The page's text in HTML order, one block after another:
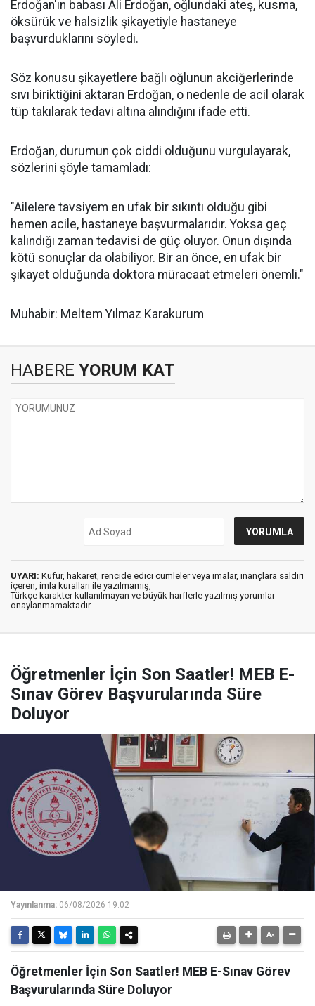
Erdoğan'ın babası Ali Erdoğan, oğlundaki ateş, kusma,
öksürük ve halsizlik şikayetiyle hastaneye
başvurduklarını söyledi.
Söz konusu şikayetlere bağlı oğlunun akciğerlerinde
sıvı biriktiğini aktaran Erdoğan, o nedenle de acil olarak
tüp takılarak tedavi altına alındığını ifade etti.
Erdoğan, durumun çok ciddi olduğunu vurgulayarak,
sözlerini şöyle tamamladı:
"Ailelere tavsiyem en ufak bir sıkıntı olduğu gibi
hemen acile, hastaneye başvurmalarıdır. Yoksa geç
kalındığı zaman tedavisi de güç oluyor. Onun dışında
kötü sonuçlar da olabiliyor. Bir an önce, en ufak bir
şikayet olduğunda doktora müracaat etmeleri önemli."
Muhabir: Meltem Yılmaz Karakurum
HABERE YORUM KAT
UYARI: Küfür, hakaret, rencide edici cümleler veya imalar, inançlara saldırı
içeren, imla kuralları ile yazılmamış,
Türkçe karakter kullanılmayan ve büyük harflerle yazılmış yorumlar
onaylanmamaktadır.
Öğretmenler İçin Son Saatler! MEB E-
Sınav Görev Başvurularında Süre
Doluyor
Yayınlanma: 06/08/2026 19:02
Öğretmenler İçin Son Saatler! MEB E-Sınav Görev
Başvurularında Süre Doluyor